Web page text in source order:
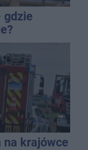
gdzie
krajówce